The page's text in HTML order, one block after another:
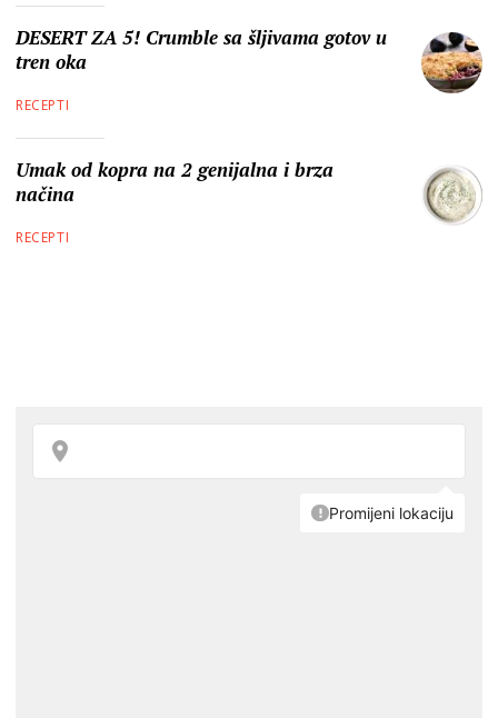
DESERT ZA 5! Crumble sa šljivama gotov u
tren oka
RECEPTI
Umak od kopra na 2 genijalna i brza
načina
RECEPTI